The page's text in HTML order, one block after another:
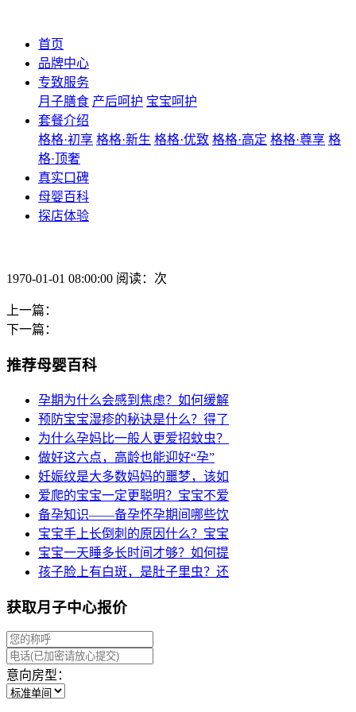
首页
品牌中心
专致服务
月子膳食 产后呵护 宝宝呵护
套餐介绍
格格·初享 格格·新生 格格·优致 格格·高定 格格·尊享 格
格·顶奢
真实口碑
母婴百科
探店体验
1970-01-01 08:00:00 阅读：次
上一篇：
下一篇：
推荐母婴百科
孕期为什么会感到焦虑？如何缓解
预防宝宝湿疹的秘诀是什么？得了
为什么孕妈比一般人更爱招蚊虫？
做好这六点，高龄也能迎好“孕”
妊娠纹是大多数妈妈的噩梦，该如
爱爬的宝宝一定更聪明？宝宝不爱
备孕知识——备孕怀孕期间哪些饮
宝宝手上长倒刺的原因什么？宝宝
宝宝一天睡多长时间才够？如何提
孩子脸上有白斑，是肚子里虫？还
获取月子中心报价
意向房型：